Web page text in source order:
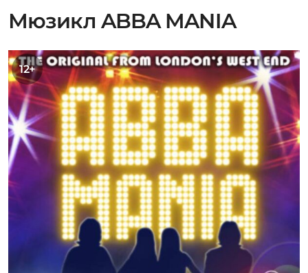
Мюзикл ABBA MANIA
12+